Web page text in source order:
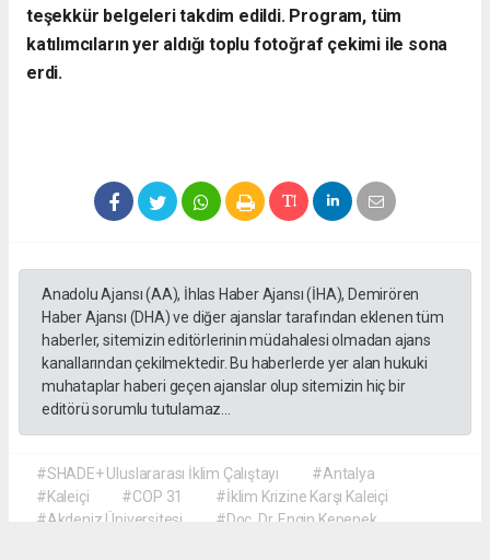
teşekkür belgeleri takdim edildi. Program, tüm
katılımcıların yer aldığı toplu fotoğraf çekimi ile sona
erdi.
Anadolu Ajansı (AA), İhlas Haber Ajansı (İHA), Demirören
Haber Ajansı (DHA) ve diğer ajanslar tarafından eklenen tüm
haberler, sitemizin editörlerinin müdahalesi olmadan ajans
kanallarından çekilmektedir. Bu haberlerde yer alan hukuki
muhataplar haberi geçen ajanslar olup sitemizin hiç bir
editörü sorumlu tutulamaz...
#SHADE+ Uluslararası İklim Çalıştayı
#Antalya
#Kaleiçi
#COP 31
#İklim Krizine Karşı Kaleiçi
#Akdeniz Üniversitesi
#Doç. Dr. Engin Kepenek